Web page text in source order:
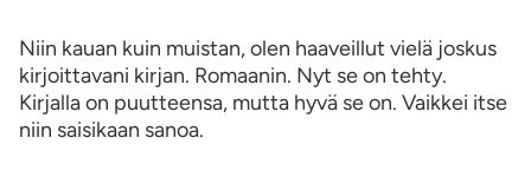
Niin kauan kuin muistan, olen haaveillut vielä joskus
kirjoittavani kirjan. Romaanin. Nyt se on tehty.
Kirjalla on puutteensa, mutta hyvä se on. Vaikkei itse
niin saisikaan sanoa.